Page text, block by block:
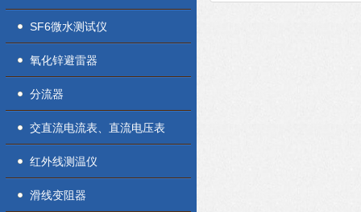
SF6微水测试仪
氧化锌避雷器
分流器
交直流电流表、直流电压表
红外线测温仪
滑线变阻器